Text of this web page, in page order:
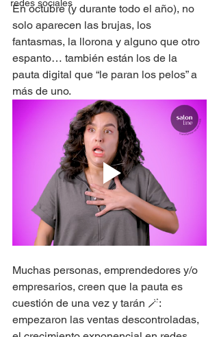
redes sociales
En octubre (y durante todo el año), no
solo aparecen las brujas, los
fantasmas, la llorona y alguno que otro
espanto… también están los de la
pauta digital que “le paran los pelos” a
más de uno.
Muchas personas, emprendedores y/o
empresarios, creen que la pauta es
cuestión de una vez y tarán 🪄:
empezaron las ventas descontroladas,